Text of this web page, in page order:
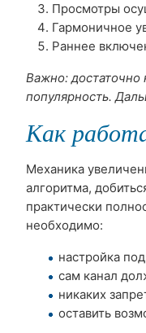
Просмотры
Гармоничное
Раннее
Важно: достаточно
популярность.
Как
Механика
алгоритма,
практически
необходимо:
настройка
сам канал
никаких
оставить